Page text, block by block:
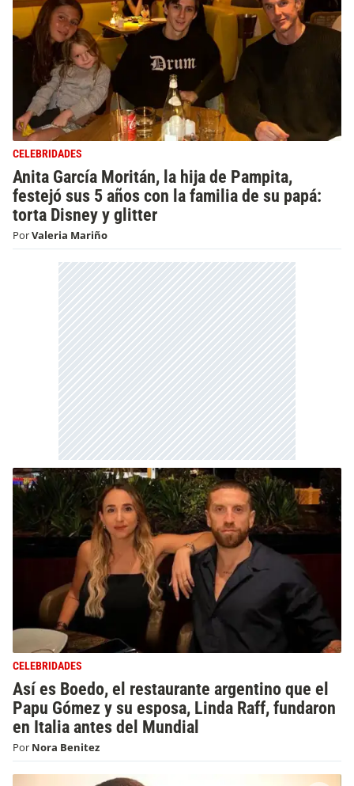
CELEBRIDADES
Anita García Moritán, la hija de Pampita,
festejó sus 5 años con la familia de su papá:
torta Disney y glitter
PorValeria Mariño
CELEBRIDADES
Así es Boedo, el restaurante argentino que el
Papu Gómez y su esposa, Linda Raff, fundaron
en Italia antes del Mundial
Por Nora Benitez